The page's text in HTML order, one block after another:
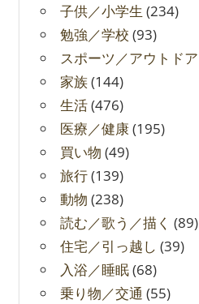
子供／小学生 (234)
勉強／学校 (93)
スポーツ／アウトドア
家族(144)
生活(476)
医療／健康(195)
買い物 (49)
旅行(139)
動物 (238)
読む／歌う／描く (89)
住宅／引っ越し (39)
入浴／睡眠(68)
乗り物／交通 (55)